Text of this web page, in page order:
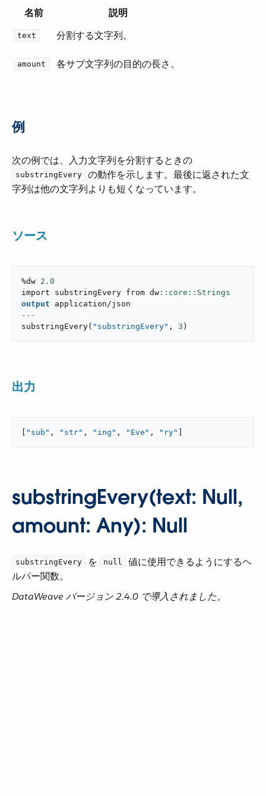
名前 説明
text 分割する文字列。
amount 各サブ文字列の目的の長さ。
例
次の例では、入力文字列を分割するときの ​
substringEvery
​ の動作を示します。最後に返された文
字列は他の文字列よりも短くなっています。
ソース
%dw 2.0
import substringEvery from dw
output
application/json
---
substringEvery( "substringEvery" , 3 )
出力
"sub" , "str" , "ing" , "Eve" , "ry"
substringEvery(text: Null,
amount: Any): Null
substringEvery ​ を ​ null
​ 値に使用できるようにするヘ
ルパー関数。
DataWeave バージョン 2.4.0 で導入されました。